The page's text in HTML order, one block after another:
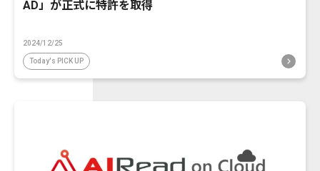
AD」が正式に特許を取得
2024/12/25
Today's PICK UP